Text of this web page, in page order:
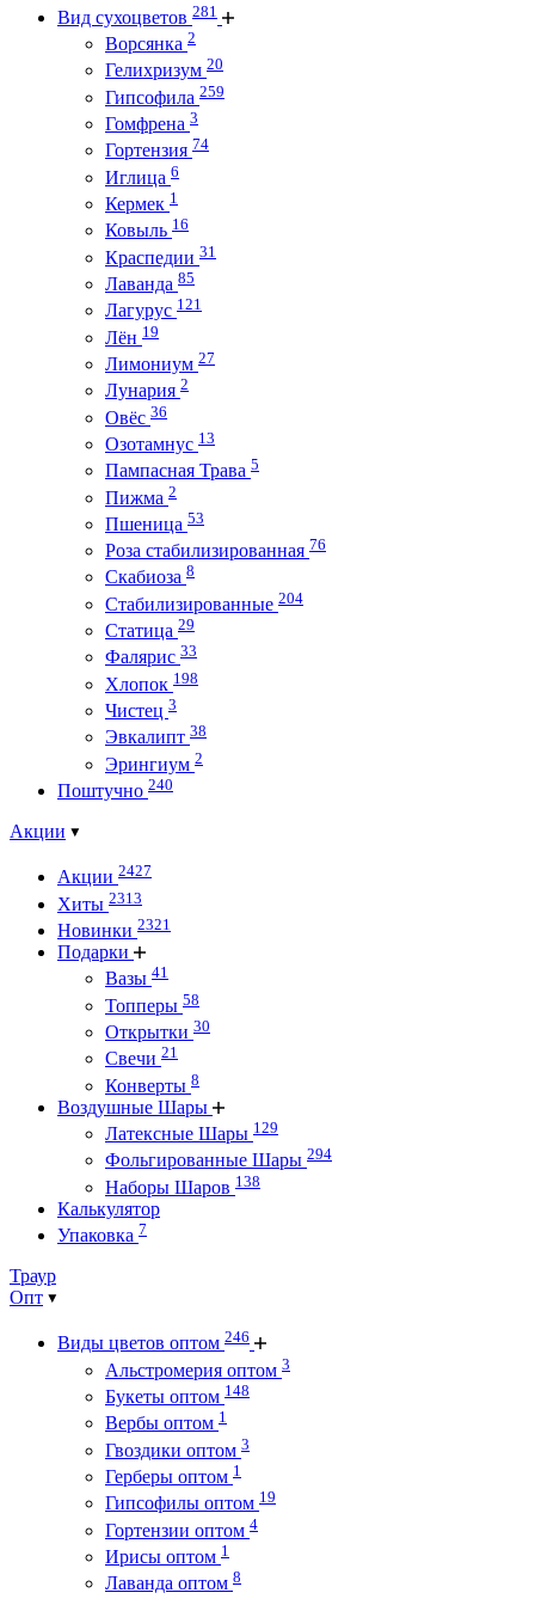
Вид сухоцветов 281
Ворсянка 2
Гелихризум 20
Гипсофила 259
Гомфрена 3
Гортензия 74
Иглица 6
Кермек 1
Ковыль 16
Краспедии 31
Лаванда 85
Лагурус 121
Лён 19
Лимониум 27
Лунария 2
Овёс 36
Озотамнус 13
Пампасная Трава 5
Пижма 2
Пшеница 53
Роза стабилизированная 76
Скабиоза 8
Стабилизированные 204
Статица 29
Фалярис 33
Хлопок 198
Чистец 3
Эвкалипт 38
Эрингиум 2
Поштучно 240
Акции
Акции 2427
Хиты 2313
Новинки 2321
Подарки
Вазы 41
Топперы 58
Открытки 30
Свечи 21
Конверты 8
Воздушные Шары
Латексные Шары 129
Фольгированные Шары 294
Наборы Шаров 138
Калькулятор
Упаковка 7
Траур
Опт
Виды цветов оптом 246
Альстромерия оптом 3
Букеты оптом 148
Вербы оптом 1
Гвоздики оптом 3
Герберы оптом 1
Гипсофилы оптом 19
Гортензии оптом 4
Ирисы оптом 1
Лаванда оптом 8